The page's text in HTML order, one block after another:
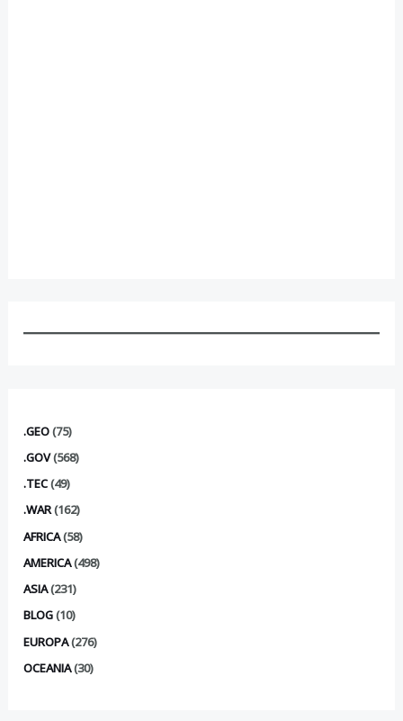
.GEO(75)
.GOV(568)
.TEC(49)
.WAR(162)
AFRICA(58)
AMERICA(498)
ASIA(231)
BLOG(10)
EUROPA(276)
OCEANIA(30)